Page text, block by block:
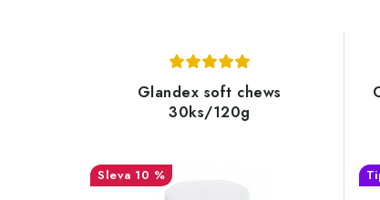
Glandex soft chews
30ks/120g
10 %